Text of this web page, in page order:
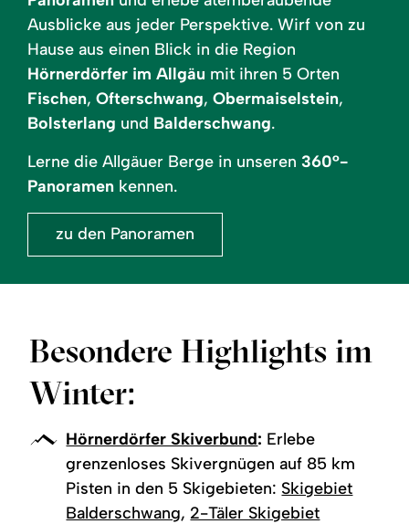
Ausblicke aus jeder Perspektive. Wirf von zu
Hause aus einen Blick in die Region
Hörnerdörfer im Allgäu mit ihren 5 Orten
Fischen, Ofterschwang, Obermaiselstein,
Bolsterlang und Balderschwang.
Lerne die Allgäuer Berge in unseren 360°-
Panoramen kennen.
zu den Panoramen
Besondere Highlights im
Winter:
Hörnerdörfer Skiverbund: Erlebe
grenzenloses Skivergnügen auf 85 km
Pisten in den 5 Skigebieten: Skigebiet
Balderschwang, 2-Täler Skigebiet